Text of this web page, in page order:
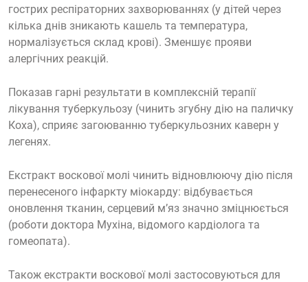
гострих респіраторних захворюваннях (у дітей через
кілька днів зникають кашель та температура,
нормалізується склад крові). Зменшує прояви
алергічних реакцій.
Показав гарні результати в комплексній терапії
лікування туберкульозу (чинить згубну дію на паличку
Коха), сприяє загоюванню туберкульозних каверн у
легенях.
Екстракт воскової молі чинить відновлюючу дію після
перенесеного інфаркту міокарду: відбувається
оновлення тканин, серцевий м’яз значно зміцнюється
(роботи доктора Мухіна, відомого кардіолога та
гомеопата).
Також екстракти воскової молі застосовуються для